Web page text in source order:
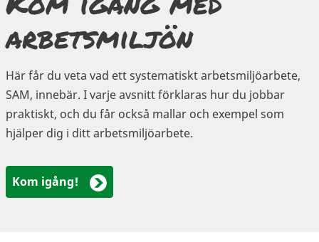
arbetsmiljön
Här får du veta vad ett systematiskt arbetsmiljöarbete,
SAM, innebär. I varje avsnitt förklaras hur du jobbar
praktiskt, och du får också mallar och exempel som
hjälper dig i ditt arbetsmiljöarbete.
Kom igång!